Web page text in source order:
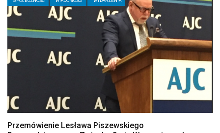
Przemówienie Lesława Piszewskiego